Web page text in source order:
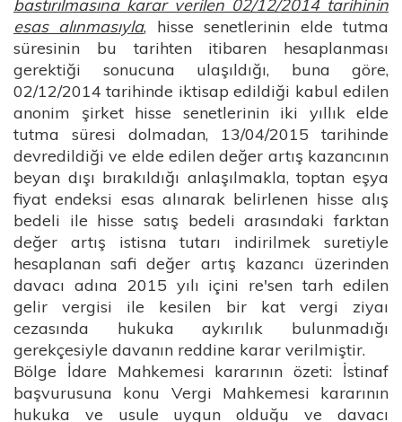
bastırılmasına karar verilen 02/12/2014 tarihinin
esas alınmasıyla, hisse senetlerinin elde tutma
süresinin bu tarihten itibaren hesaplanması
gerektiği sonucuna ulaşıldığı, buna göre,
02/12/2014 tarihinde iktisap edildiği kabul edilen
anonim şirket hisse senetlerinin iki yıllık elde
tutma süresi dolmadan, 13/04/2015 tarihinde
devredildiği ve elde edilen değer artış kazancının
beyan dışı bırakıldığı anlaşılmakla, toptan eşya
fiyat endeksi esas alınarak belirlenen hisse alış
bedeli ile hisse satış bedeli arasındaki farktan
değer artış istisna tutarı indirilmek suretiyle
hesaplanan safi değer artış kazancı üzerinden
davacı adına 2015 yılı içini re'sen tarh edilen
gelir vergisi ile kesilen bir kat vergi ziyaı
cezasında hukuka aykırılık bulunmadığı
gerekçesiyle davanın reddine karar verilmiştir.
Bölge İdare Mahkemesi kararının özeti: İstinaf
başvurusuna konu Vergi Mahkemesi kararının
hukuka ve usule uygun olduğu ve davacı